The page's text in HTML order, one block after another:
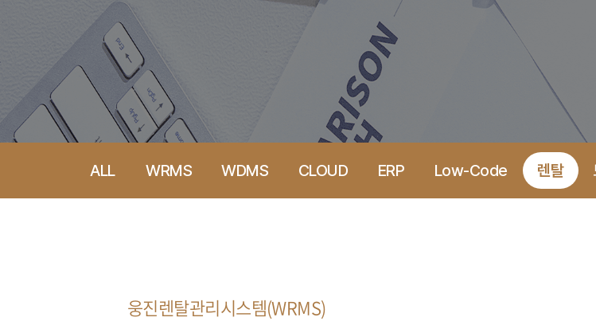
ALL WRMS WDMS CLOUD ERP Low-Code 렌탈
웅진렌탈관리시스템(WRMS)